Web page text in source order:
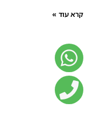
קרא עוד »